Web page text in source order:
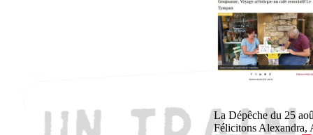
La Dépêche du 25
Félicitons Alexandra,